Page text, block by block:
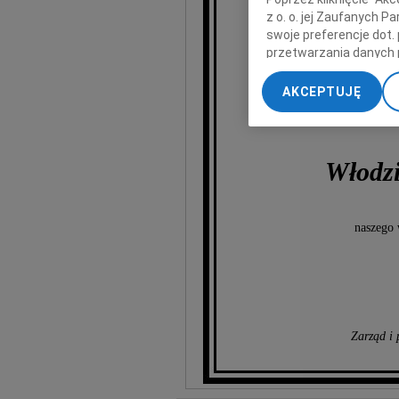
Zarząd i
z o. o. jej Zaufanych
swoje preferencje dot.
przetwarzania danych
„Ustawienia
My, nasi Zaufani
dokładnych danych
Przechowywanie
treści, badnie
AKCEPTUJĘ